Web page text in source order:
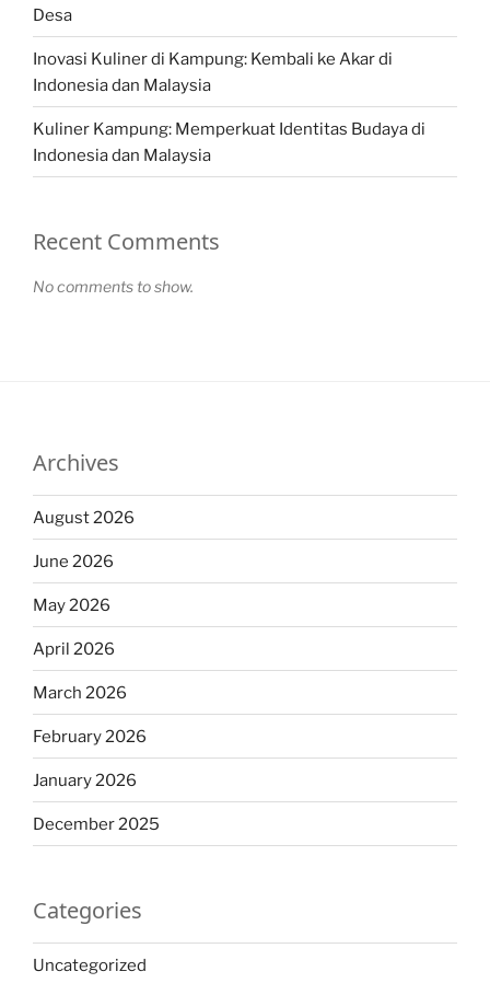
Desa
Inovasi Kuliner di Kampung: Kembali ke Akar di
Indonesia dan Malaysia
Kuliner Kampung: Memperkuat Identitas Budaya di
Indonesia dan Malaysia
Recent Comments
No comments to show.
Archives
August 2026
June 2026
May 2026
April 2026
March 2026
February 2026
January 2026
December 2025
Categories
Uncategorized